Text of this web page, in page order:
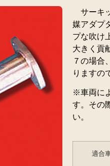
サーキ
媒アダプ
プな吹け
大きく貢
７の場合
りますの
※車両に
す。その
い。
適合